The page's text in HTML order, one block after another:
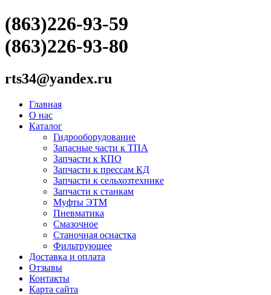
(863)226-93-59
(863)226-93-80
rts34@yandex.ru
Главная
О нас
Каталог
Гидрооборудование
Запасные части к ТПА
Запчасти к КПО
Запчасти к прессам КД
Запчасти к сельхозтехнике
Запчасти к станкам
Муфты ЭТМ
Пневматика
Смазочное
Станочная оснастка
Фильтрующее
Доставка и оплата
Отзывы
Контакты
Карта сайта